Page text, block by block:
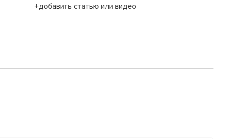
+добавить статью или видео